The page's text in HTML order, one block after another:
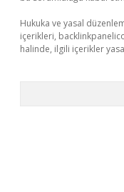
Hukuka ve yasal
içerikleri,
halinde, ilgili içerikler